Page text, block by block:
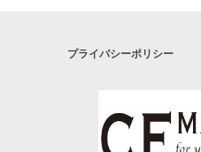
プライバシーポリシー